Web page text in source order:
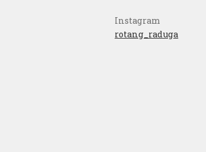
Instagram
rotang_raduga